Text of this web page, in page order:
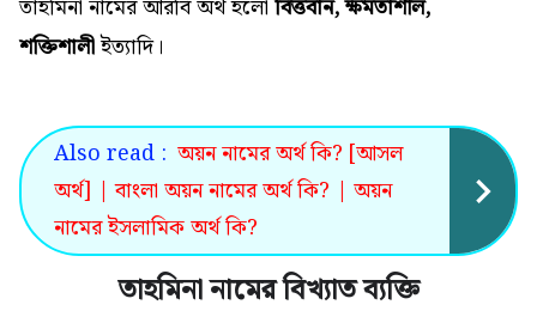
তাহমিনা নামের আরবি অর্থ হলোবিত্তবান, ক্ষমতাশীল,
শক্তিশালীইত্যাদি।
Also read : অয়ন নামের অর্থ কি? [আসল
অর্থ] | বাংলা অয়ন নামের অর্থ কি? | অয়ন
নামের ইসলামিক অর্থ কি?
তাহমিনা নামের বিখ্যাত ব্যক্তি